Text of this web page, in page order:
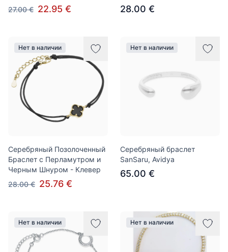
27.00 € 22.95 € 28.00 €
Нет в наличии
Серебряный Позолоченный
Браслет с Перламутром и
Черным Шнуром - Клевер
28.00 € 25.76 €
Нет в наличии
Серебряный браслет
SanSaru, Avidya
65.00 €
Нет в наличии Нет в наличии